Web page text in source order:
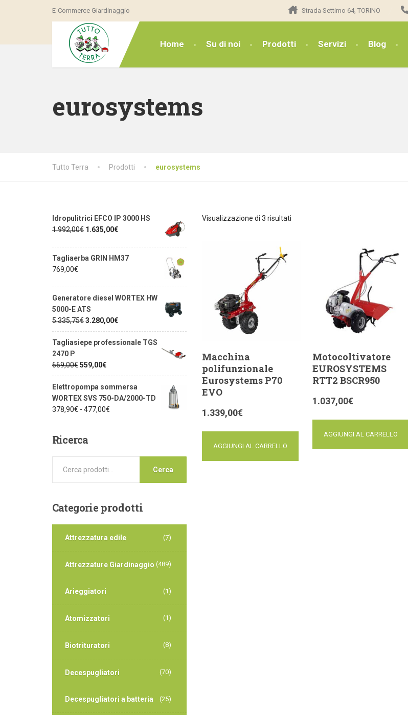
E-Commerce Giardinaggio Strada Settimo 64, TORINO
Home Su di noi Prodotti Servizi Blog
eurosystems
Tutto Terra Prodotti eurosystems
Visualizzazione di 3 risultati
Macchina
polifunzionale
Eurosystems P70
EVO
1.339,00€
AGGIUNGI AL CARRELLO
Motocoltivatore
EUROSYSTEMS
RTT2 BSCR950
1.037,00€
AGGIUNGI AL CARRELLO
Idropulitrici EFCO IP 3000 HS
1.992,00€ 1.635,00€
Tagliaerba GRIN HM37
769,00€
Generatore diesel WORTEX HW
5000-E ATS
5.335,75€3.280,00€
Tagliasiepe professionale TGS
2470 P
669,00€559,00€
Elettropompa sommersa
WORTEX SVS 750-DA/2000-TD
378,90€ - 477,00€
Ricerca
Cerca
Categorieprodotti
Attrezzatura edile (7)
Attrezzature Giardinaggio (489)
Arieggiatori (1)
Atomizzatori (1)
Biotrituratori (8)
Decespugliatori (70)
Decespugliatori a batteria (25)